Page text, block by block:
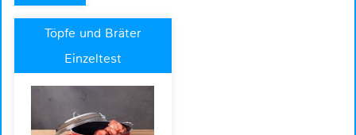
Töpfe und Bräter
Einzeltest